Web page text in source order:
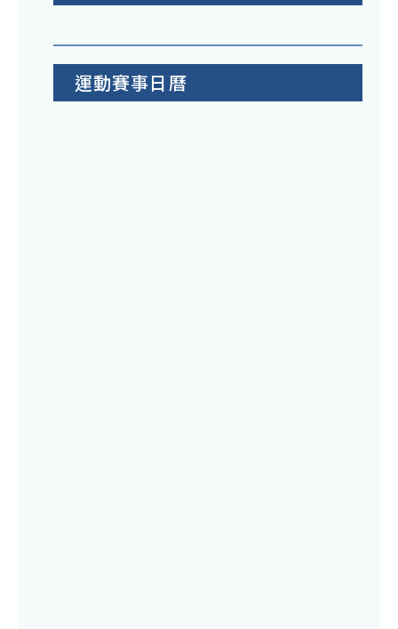
運動賽事日曆